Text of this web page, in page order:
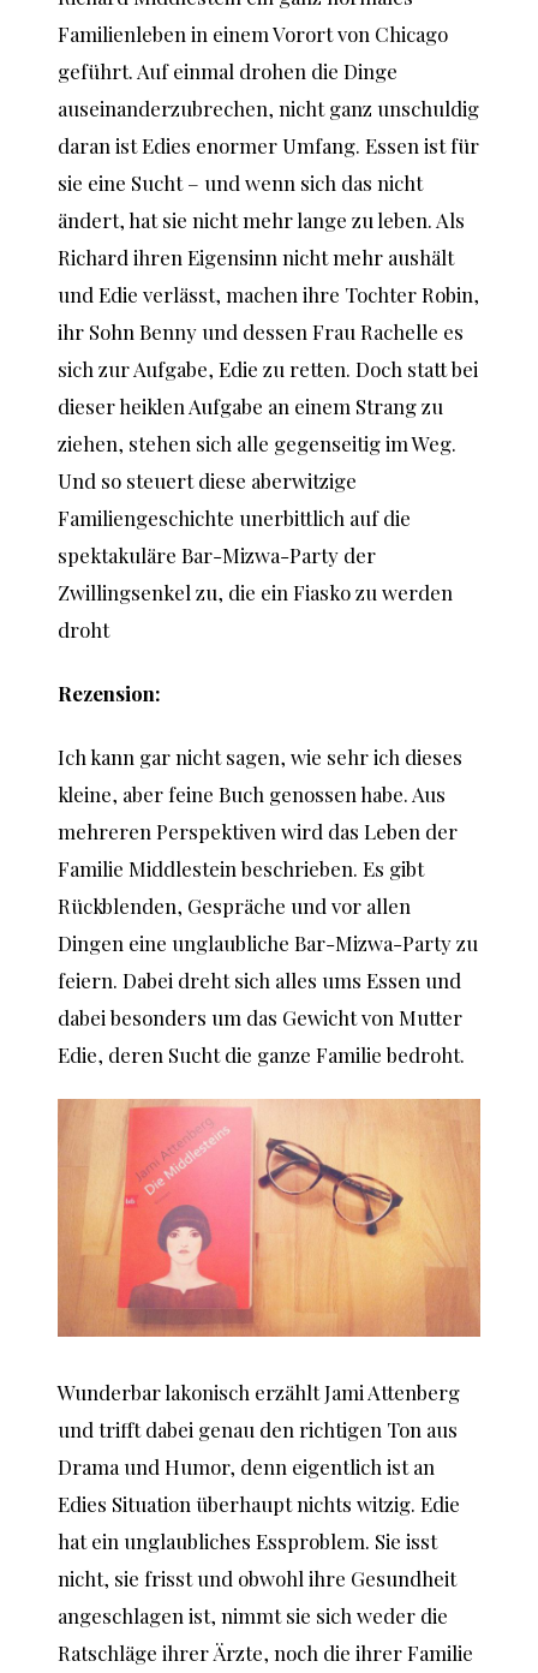
Familienleben in einem Vorort von Chicago
geführt. Auf einmal drohen die Dinge
auseinanderzubrechen, nicht ganz unschuldig
daran ist Edies enormer Umfang. Essen ist für
sie eine Sucht – und wenn sich das nicht
ändert, hat sie nicht mehr lange zu leben. Als
Richard ihren Eigensinn nicht mehr aushält
und Edie verlässt, machen ihre Tochter Robin,
ihr Sohn Benny und dessen Frau Rachelle es
sich zur Aufgabe, Edie zu retten. Doch statt bei
dieser heiklen Aufgabe an einem Strang zu
ziehen, stehen sich alle gegenseitig im Weg.
Und so steuert diese aberwitzige
Familiengeschichte unerbittlich auf die
spektakuläre Bar-Mizwa-Party der
Zwillingsenkel zu, die ein Fiasko zu werden
droht
Rezension:
Ich kann gar nicht sagen, wie sehr ich dieses
kleine, aber feine Buch genossen habe. Aus
mehreren Perspektiven wird das Leben der
Familie Middlestein beschrieben. Es gibt
Rückblenden, Gespräche und vor allen
Dingen eine unglaubliche Bar-Mizwa-Party zu
feiern. Dabei dreht sich alles ums Essen und
dabei besonders um das Gewicht von Mutter
Edie, deren Sucht die ganze Familie bedroht.
Wunderbar lakonisch erzählt Jami Attenberg
und trifft dabei genau den richtigen Ton aus
Drama und Humor, denn eigentlich ist an
Edies Situation überhaupt nichts witzig. Edie
hat ein unglaubliches Essproblem. Sie isst
nicht, sie frisst und obwohl ihre Gesundheit
angeschlagen ist, nimmt sie sich weder die
Ratschläge ihrer Ärzte, noch die ihrer Familie